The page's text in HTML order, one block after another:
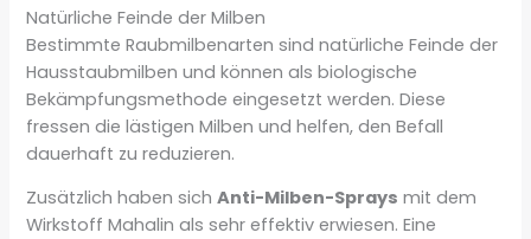
Natürliche Feinde der Milben
Bestimmte Raubmilbenarten sind natürliche Feinde der
Hausstaubmilben und können als biologische
Bekämpfungsmethode eingesetzt werden. Diese
fressen die lästigen Milben und helfen, den Befall
dauerhaft zu reduzieren.
Zusätzlich haben sichAnti-Milben-Sprays mit dem
Wirkstoff Mahalin als sehr effektiv erwiesen. Eine